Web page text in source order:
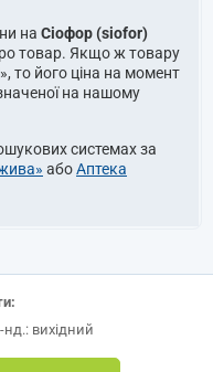
на Сіофор (siofor)
товар. Якщо ж товару
то його ціна на момент
на нашому
системах за
абоАптека
нд.: вихідний